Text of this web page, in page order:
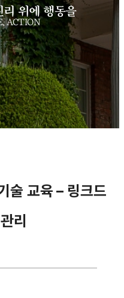
리 위에 행동을
ACTION
교육 – 링크드
리